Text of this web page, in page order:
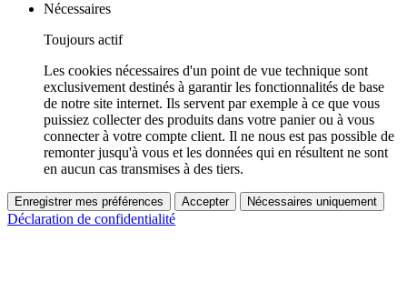
Nécessaires
Toujours actif
Les cookies nécessaires d'un point de vue technique sont
exclusivement destinés à garantir les fonctionnalités de base
de notre site internet. Ils servent par exemple à ce que vous
puissiez collecter des produits dans votre panier ou à vous
connecter à votre compte client. Il ne nous est pas possible de
remonter jusqu'à vous et les données qui en résultent ne sont
en aucun cas transmises à des tiers.
Enregistrer mes préférences Accepter Nécessaires uniquement
Déclaration de confidentialité